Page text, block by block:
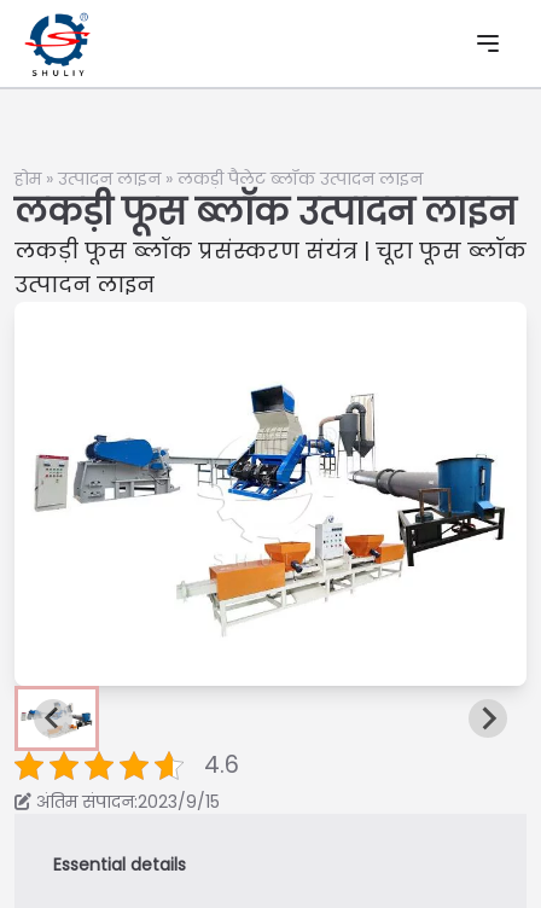
होम» उत्पादन लाइन»लकड़ी पैलेट ब्लॉक उत्पादन लाइन
लकड़ी फूस ब्लॉक उत्पादन लाइन
लकड़ी फूस ब्लॉक प्रसंस्करण संयंत्र | चूरा फूस ब्लॉक
उत्पादन लाइन
4.6
अंतिम संपादन:2023/9/15